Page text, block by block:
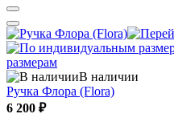
размерам
В наличии
Ручка Флора (Flora)
6 200 ₽